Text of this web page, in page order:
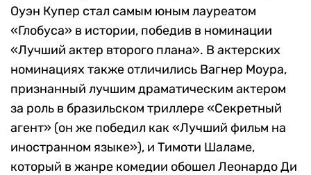
Оуэн Купер стал самым юным лауреатом
«Глобуса» в истории, победив в номинации
«Лучший актер второго плана». В актерских
номинациях также отличились Вагнер Моура,
признанный лучшим драматическим актером
за роль в бразильском триллере «Секретный
агент» (он же победил как «Лучший фильм на
иностранном языке»), и Тимоти Шаламе,
который в жанре комедии обошел Леонардо Ди